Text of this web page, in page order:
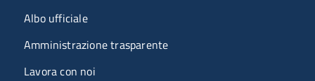
Menu organizzazione
Albo ufficiale
Amministrazione trasparente
Lavora con noi